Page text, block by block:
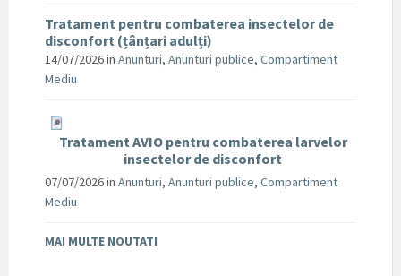
Tratament pentru combaterea insectelor de
disconfort (țânțari adulți)
14/07/2026in Anunturi, Anunturi publice, Compartiment
Mediu
Tratament AVIO pentru combaterea larvelor
insectelor de disconfort
07/07/2026in Anunturi, Anunturi publice, Compartiment
Mediu
MAI MULTE NOUTATI